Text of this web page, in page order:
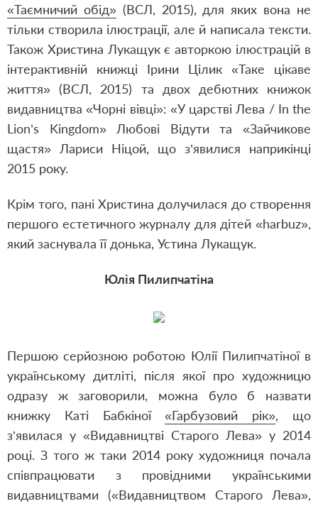
«Таємничий обід»(ВСЛ, 2015), для яких вона не
тільки створила ілюстрації, але й написала тексти.
Також Христина Лукащук є авторкою ілюстрацій в
інтерактивній книжці Ірини Цілик «Таке цікаве
життя» (ВСЛ, 2015) та двох дебютних книжок
видавництва «Чорні вівці»: «У царстві Лева / In the
Lion’s Kingdom» Любові Відути та «Зайчикове
щастя» Лариси Ніцой, що з’явилися наприкінці
2015 року.
Крім того, пані Христина долучилася до створення
першого естетичного журналу для дітей «harbuz»,
який заснувала її донька, Устина Лукащук.
Юлія Пилипчатіна
Першою серйозною роботою Юлії Пилипчатіної в
українському дитліті, після якої про художницю
одразу ж заговорили, можна було б назвати
книжку Каті Бабкіної«Гарбузовий рік», що
з’явилася у «Видавництві Старого Лева» у 2014
році. З того ж таки 2014 року художниця почала
співпрацювати з провідними українськими
видавництвами («Видавництвом Старого Лева»,